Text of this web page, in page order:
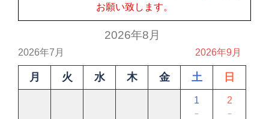
お願い致します。
2026年8月
2026年7月 2026年9月
月 火 水 木 金 土 日
1
－
2
－